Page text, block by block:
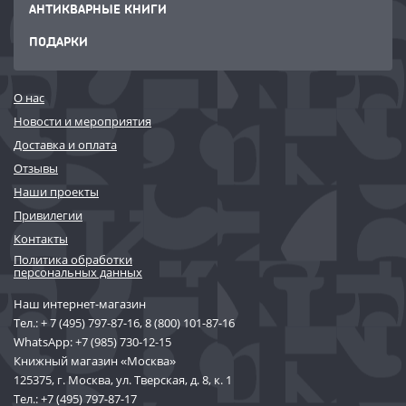
АНТИКВАРНЫЕ КНИГИ
ПОДАРКИ
О нас
Новости и мероприятия
Доставка и оплата
Отзывы
Наши проекты
Привилегии
Контакты
Политика обработки
персональных данных
Наш интернет-магазин
Тел.:+ 7 (495) 797-87-16,8 (800) 101-87-16
WhatsApp:+7 (985) 730-12-15
Книжный магазин «Москва»
125375, г. Москва, ул. Тверская, д. 8, к. 1
Тел.:+7 (495) 797-87-17